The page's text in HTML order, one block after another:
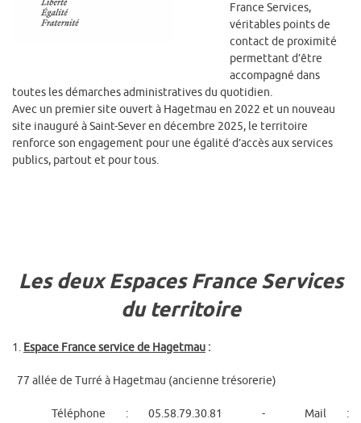
France Services,
véritables points de
contact de proximité
permettant d’être
accompagné dans
toutes les démarches administratives du quotidien.
Avec un premier site ouvert à Hagetmau en 2022 et un nouveau
site inauguré à Saint-Sever en décembre 2025, le territoire
renforce son engagement pour une égalité d’accès aux services
publics, partout et pour tous.
Les deux Espaces France Services
du territoire
1. Espace France service de Hagetmau :
77 allée de Turré à Hagetmau (ancienne trésorerie)
Téléphone : 05.58.79.30.81 - Mail :